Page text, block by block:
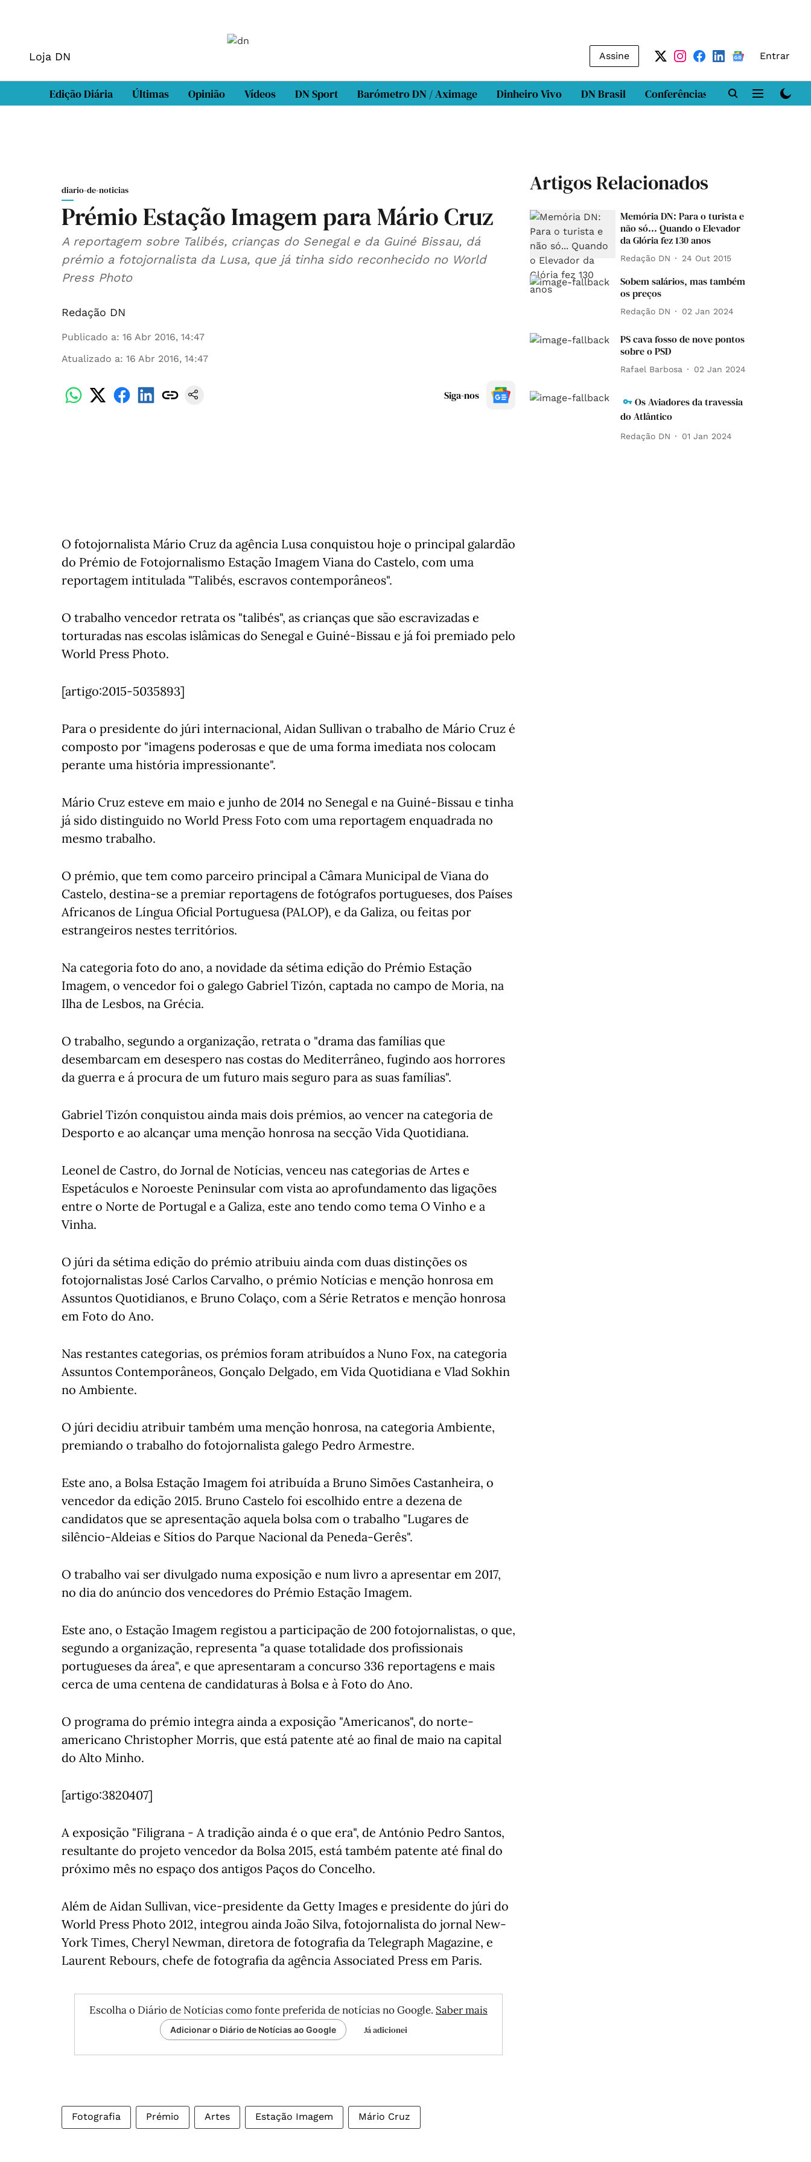
Loja DN Assine Entrar
Edição Diária Últimas Opinião Vídeos DN Sport Barómetro DN / Aximage Dinheiro Vivo DN Brasil Conferências DN LAB
diario-de-noticias
Prémio Estação Imagem para Mário Cruz
A reportagem sobre Talibés, crianças do Senegal e da Guiné Bissau, dá
prémio a fotojornalista da Lusa, que já tinha sido reconhecido no World
Press Photo
Redação DN
Publicado a: 16 Abr 2016, 14:47
Atualizado a: 16 Abr 2016, 14:47
Siga-nos
O fotojornalista Mário Cruz da agência Lusa conquistou hoje o principal galardão
do Prémio de Fotojornalismo Estação Imagem Viana do Castelo, com uma
reportagem intitulada "Talibés, escravos contemporâneos".
O trabalho vencedor retrata os "talibés", as crianças que são escravizadas e
torturadas nas escolas islâmicas do Senegal e Guiné-Bissau e já foi premiado pelo
World Press Photo.
[artigo:2015-5035893]
Para o presidente do júri internacional, Aidan Sullivan o trabalho de Mário Cruz é
composto por "imagens poderosas e que de uma forma imediata nos colocam
perante uma história impressionante".
Mário Cruz esteve em maio e junho de 2014 no Senegal e na Guiné-Bissau e tinha
já sido distinguido no World Press Foto com uma reportagem enquadrada no
mesmo trabalho.
O prémio, que tem como parceiro principal a Câmara Municipal de Viana do
Castelo, destina-se a premiar reportagens de fotógrafos portugueses, dos Países
Africanos de Língua Oficial Portuguesa (PALOP), e da Galiza, ou feitas por
estrangeiros nestes territórios.
Na categoria foto do ano, a novidade da sétima edição do Prémio Estação
Imagem, o vencedor foi o galego Gabriel Tizón, captada no campo de Moria, na
Ilha de Lesbos, na Grécia.
O trabalho, segundo a organização, retrata o "drama das famílias que
desembarcam em desespero nas costas do Mediterrâneo, fugindo aos horrores
da guerra e á procura de um futuro mais seguro para as suas famílias".
Gabriel Tizón conquistou ainda mais dois prémios, ao vencer na categoria de
Desporto e ao alcançar uma menção honrosa na secção Vida Quotidiana.
Leonel de Castro, do Jornal de Notícias, venceu nas categorias de Artes e
Espetáculos e Noroeste Peninsular com vista ao aprofundamento das ligações
entre o Norte de Portugal e a Galiza, este ano tendo como tema O Vinho e a
Vinha.
O júri da sétima edição do prémio atribuiu ainda com duas distinções os
fotojornalistas José Carlos Carvalho, o prémio Notícias e menção honrosa em
Assuntos Quotidianos, e Bruno Colaço, com a Série Retratos e menção honrosa
em Foto do Ano.
Nas restantes categorias, os prémios foram atribuídos a Nuno Fox, na categoria
Assuntos Contemporâneos, Gonçalo Delgado, em Vida Quotidiana e Vlad Sokhin
no Ambiente.
O júri decidiu atribuir também uma menção honrosa, na categoria Ambiente,
premiando o trabalho do fotojornalista galego Pedro Armestre.
Este ano, a Bolsa Estação Imagem foi atribuída a Bruno Simões Castanheira, o
vencedor da edição 2015. Bruno Castelo foi escolhido entre a dezena de
candidatos que se apresentação aquela bolsa com o trabalho "Lugares de
silêncio-Aldeias e Sítios do Parque Nacional da Peneda-Gerês".
O trabalho vai ser divulgado numa exposição e num livro a apresentar em 2017,
no dia do anúncio dos vencedores do Prémio Estação Imagem.
Este ano, o Estação Imagem registou a participação de 200 fotojornalistas, o que,
segundo a organização, representa "a quase totalidade dos profissionais
portugueses da área", e que apresentaram a concurso 336 reportagens e mais
cerca de uma centena de candidaturas à Bolsa e à Foto do Ano.
O programa do prémio integra ainda a exposição "Americanos", do norte-
americano Christopher Morris, que está patente até ao final de maio na capital
do Alto Minho.
[artigo:3820407]
A exposição "Filigrana - A tradição ainda é o que era", de António Pedro Santos,
resultante do projeto vencedor da Bolsa 2015, está também patente até final do
próximo mês no espaço dos antigos Paços do Concelho.
Além de Aidan Sullivan, vice-presidente da Getty Images e presidente do júri do
World Press Photo 2012, integrou ainda João Silva, fotojornalista do jornal New-
York Times, Cheryl Newman, diretora de fotografia da Telegraph Magazine, e
Laurent Rebours, chefe de fotografia da agência Associated Press em Paris.
Escolha o Diário de Notícias como fonte preferida de notícias no Google. Saber mais
Adicionar o Diário de Notícias ao Google Já adicionei
Fotografia Prémio Artes Estação Imagem Mário Cruz
Artigos Relacionados
Memória DN: Para o turista e
não só... Quando o Elevador
da Glória fez 130 anos
Redação DN 24 Out 2015
Sobem salários, mas também
os preços
Redação DN 02 Jan 2024
PS cava fosso de nove pontos
sobre o PSD
Rafael Barbosa 02 Jan 2024
Os Aviadores da travessia
do Atlântico
Redação DN 01 Jan 2024